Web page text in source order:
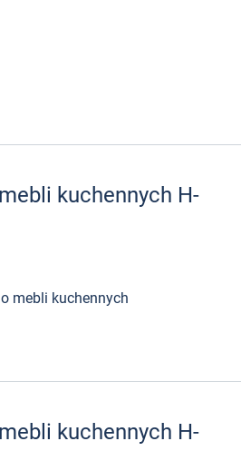
kuchennych H-
mebli kuchennych
kuchennych H-